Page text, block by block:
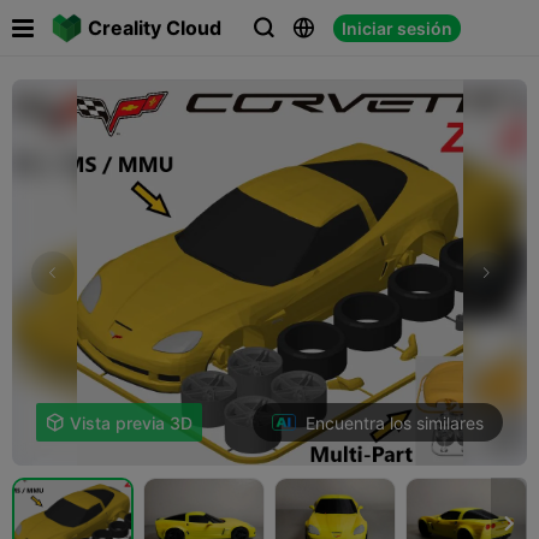
Creality Cloud   Iniciar sesión
 Vista previa 3D Encuentra los similares
